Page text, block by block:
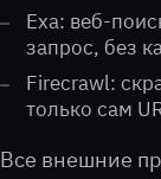
Exa: веб-
запрос, без
Firecrawl:
только сам
Все внешние